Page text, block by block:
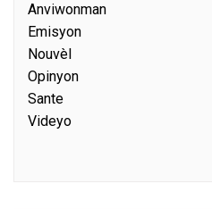
Anviwonman
Emisyon
Nouvèl
Opinyon
Sante
Videyo